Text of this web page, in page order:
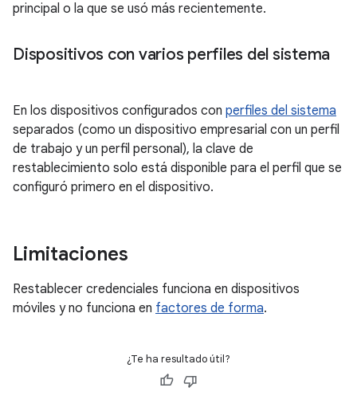
principal o la que se usó más recientemente.
Dispositivos con varios perfiles del sistema
En los dispositivos configurados con perfiles del sistema
separados (como un dispositivo empresarial con un perfil
de trabajo y un perfil personal), la clave de
restablecimiento solo está disponible para el perfil que se
configuró primero en el dispositivo.
Limitaciones
Restablecer credenciales funciona en dispositivos
móviles y no funciona en factores de forma.
¿Te ha resultado útil?